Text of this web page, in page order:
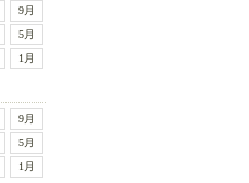
9月
5月
1月
9月
5月
1月